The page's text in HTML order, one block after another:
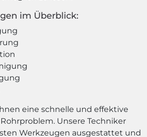
im Überblick:
eine schnelle und effektive
Unsere Techniker
Werkzeugen ausgestattet und